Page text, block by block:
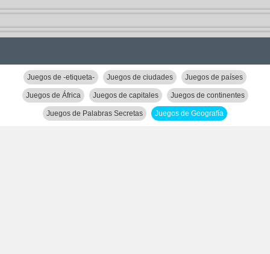
Juegos de -etiqueta- Juegos de ciudades Juegos de países
Juegos de África Juegos de capitales Juegos de continentes
Juegos de Palabras Secretas Juegos de Geografía